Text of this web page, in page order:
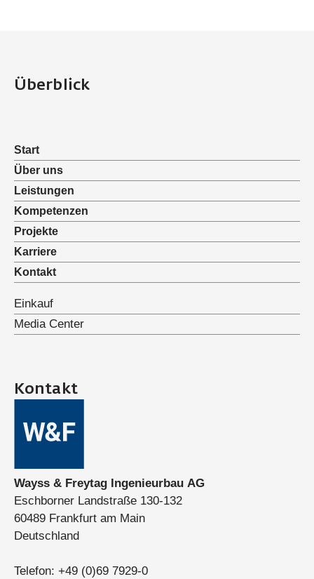
Überblick
Start
Über uns
Leistungen
Kompetenzen
Projekte
Karriere
Kontakt
Einkauf
Media Center
Kontakt
Wayss & Freytag Ingenieurbau AG
Eschborner Landstraße 130-132
60489 Frankfurt am Main
Deutschland
Telefon: +49 (0)69 7929-0